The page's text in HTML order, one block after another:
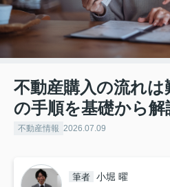
不動産購入の流れ
の手順を基礎から解
不動産情報 2026.07.09
筆者 小堀 曜